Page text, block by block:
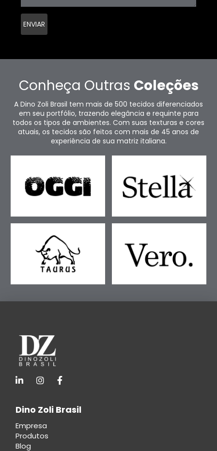
Conheça Outras Coleções
A Dino Zoli Brasil tem mais de 500 tecidos diferenciados
em seu portfólio, trazendo elegância e requinte para
todos os tipos de ambientes. Com suas texturas e cores
atuais, os tecidos são feitos com mais de 45 anos de
experiência de sua matriz italiana.
Dino Zoli Brasil
Empresa
Produtos
Blog